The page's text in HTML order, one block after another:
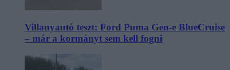
Villanyautó teszt: Ford Puma Gen-e BlueCruise
– már a kormányt sem kell fogni